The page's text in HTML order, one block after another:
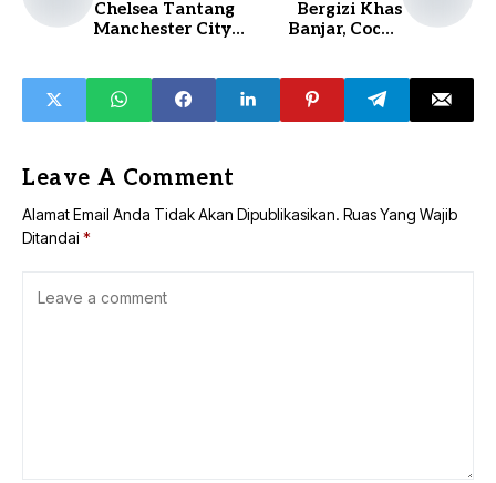
Chelsea Tantang
Manchester City
Bergizi Khas
Banjar, Cocok
Leave A Comment
Alamat Email Anda Tidak Akan Dipublikasikan. Ruas Yang Wajib
Ditandai *